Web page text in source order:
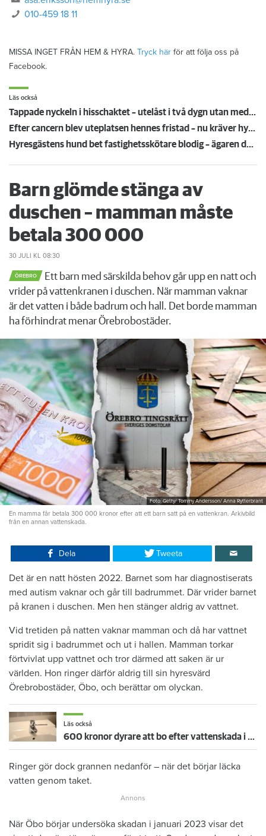
010-459 18 11
MISSA INGET FRÅN HEM & HYRA. Tryck här för att följa oss på
Facebook.
Läs också
Tappade nyckeln i hisschaktet – utelåst i två dygn utan medicin: "Jouren vägrade öppna"
Efter cancern blev uteplatsen hennes fristad – nu kräver hyresvärden att allt rivs
Hyresgästens hund bet fastighetsskötare blodig – ägaren döms och förlorar nu lägenheten
Barn glömde stänga av
duschen – mamman måste
betala 300 000
30 JULI KL 08:30
ÖREBRO
Ett barn med särskilda behov går upp en natt och
vrider på vattenkranen i duschen. När mamman vaknar
är det vatten i både badrum och hall. Det borde mamman
ha förhindrat menar Örebrobostäder.
Foto: Getty/ Tommy Andersson/ Anna Rytterbrant
En mamma får betala 300 000 kronor efter att ett barn satt på en vattenkran. Arkivbild
från en annan vattenskada.
Dela Tweeta
Det är en natt hösten 2022. Barnet som har diagnostiserats
med autism vaknar och går till badrummet. Där vrider barnet
på kranen i duschen. Men hen stänger aldrig av vattnet.
Vid tretiden på natten vaknar mamman och då har vattnet
spridit sig i badrummet och ut i hallen. Mamman torkar
förtvivlat upp vattnet och tror därmed att saken är ur
världen. Hon ringer därför aldrig till sin hyresvärd
Örebrobostäder, Öbo, och berättar om olyckan.
Läs också
600 kronor dyrare att bo efter vattenskada i Varberg
Ringer gör dock grannen nedanför – när det börjar läcka
vatten genom taket.
När Öbo börjar undersöka skadan i januari 2023 visar det